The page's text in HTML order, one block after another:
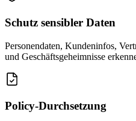
Schutz sensibler Daten
Personendaten, Kundeninfos,
und Geschäftsgeheimnisse
Policy-Durchsetzung